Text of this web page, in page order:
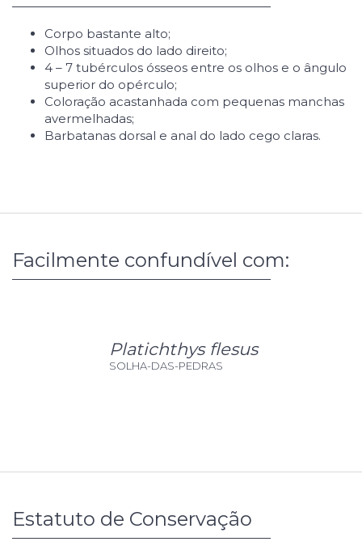
Corpo bastante alto;
Olhos situados do lado direito;
4 – 7 tubérculos ósseos entre os olhos e o ângulo
superior do opérculo;
Coloração acastanhada com pequenas manchas
avermelhadas;
Barbatanas dorsal e anal do lado cego claras.
Facilmente confundível com:
Platichthys flesus
SOLHA-DAS-PEDRAS
Estatuto de Conservação